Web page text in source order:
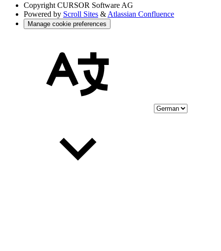
Copyright CURSOR Software AG
Powered by Scroll Sites & Atlassian Confluence
Manage cookie preferences